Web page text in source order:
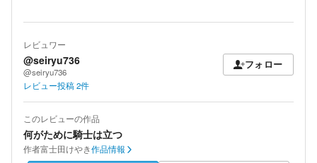
レビュワー
@seiryu736
@seiryu736
フォロー
レビュー投稿2件
このレビューの作品
何がために騎士は立つ
作者富士田けやき作品情報